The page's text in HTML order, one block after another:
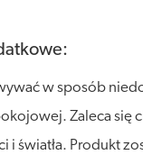
w sposób
Zaleca się
i światła. Produkt